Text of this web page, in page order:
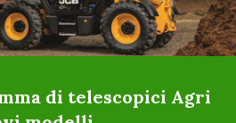
di telescopici Agri